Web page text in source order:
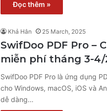
Đọc thêm »
Khả Hân 25 March, 2025
SwifDoo PDF Pro –
miễn phí tháng 3-4/
SwifDoo PDF Pro là ứng dụng
cho Windows, macOS, iOS và
dễ dàng…